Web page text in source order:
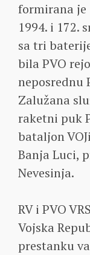
formirana je
1994. i 172.
sa tri
bila PVO
neposrednu
Zalužana
raketni puk
bataljon
Banja Luci,
Nevesinja.
RV i PVO
Vojska
prestanku